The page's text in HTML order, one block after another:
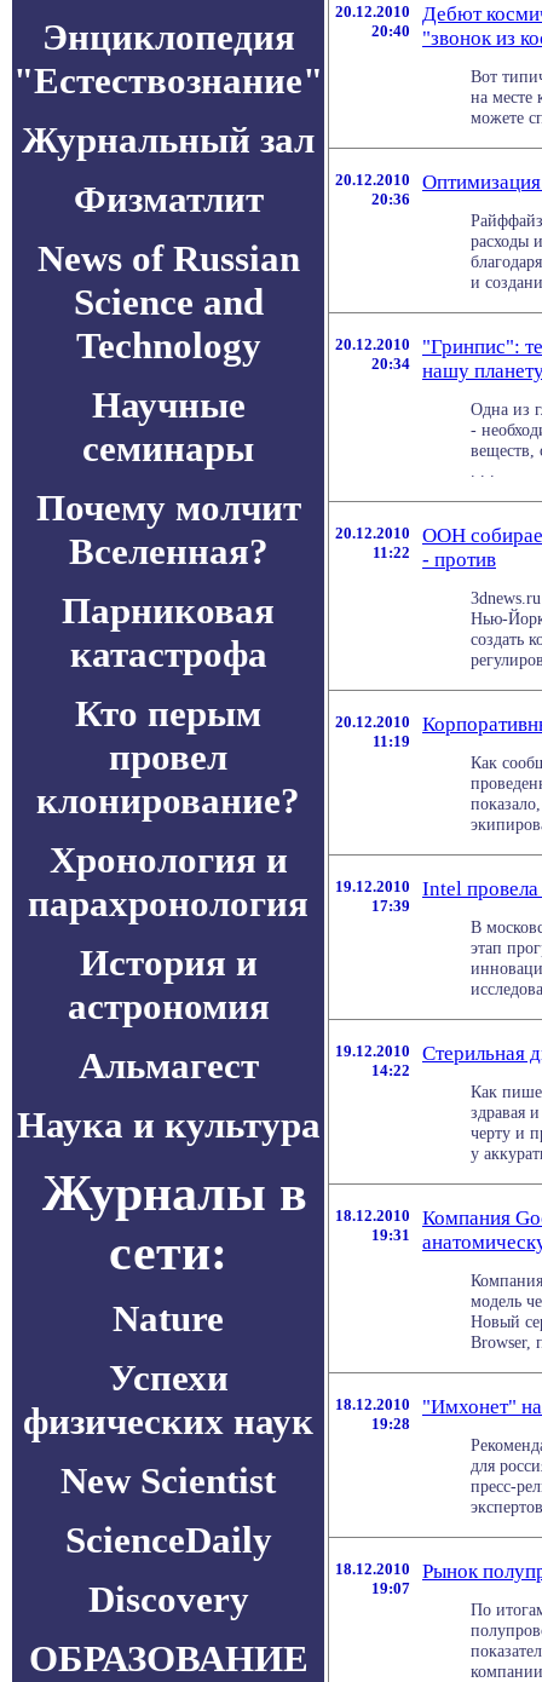
Энциклопедия
"Естествознание"
Журнальный зал
Физматлит
News of Russian
Science and
Technology
Научные
семинары
Почему молчит
Вселенная?
Парниковая
катастрофа
Кто перым
провел
клонирование?
Хронология и
парахронология
История и
астрономия
Альмагест
Наука и культура
Журналы в
сети:
Nature
Успехи
физических наук
New Scientist
ScienceDaily
Discovery
ОБРАЗОВАНИЕ
20.12.2010
20:40
Дебют
"звонок из
Вот
на месте
можете
20.12.2010
20:36
расходы
и
20.12.2010
20:34
"Гринпис":
нашу
Одна из
-
веществ,
20.12.2010
11:22
ООН
- против
Нью-
создать
20.12.2010
11:19
Как
19.12.2010
17:39
Intel
В
этап
19.12.2010
14:22
Стерильная
Как
здравая
черту и
у
18.12.2010
19:31
Компания
модель
Новый
Browser,
18.12.2010
19:28
"Имхонет"
для
пресс-
18.12.2010
19:07
Рынок
По